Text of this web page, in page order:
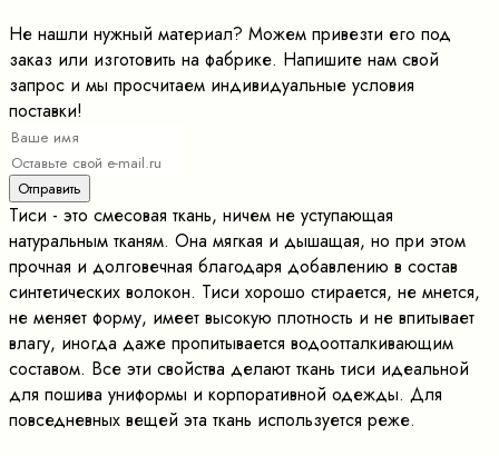
Не нашли нужный материал? Можем привезти его под
заказ или изготовить на фабрике. Напишите нам свой
запрос и мы просчитаем индивидуальные условия
поставки!
Тиси - это смесовая ткань, ничем не уступающая
натуральным тканям. Она мягкая и дышащая, но при этом
прочная и долговечная благодаря добавлению в состав
синтетических волокон. Тиси хорошо стирается, не мнется,
не меняет форму, имеет высокую плотность и не впитывает
влагу, иногда даже пропитывается водоотталкивающим
составом. Все эти свойства делают ткань тиси идеальной
для пошива униформы и корпоративной одежды. Для
повседневных вещей эта ткань используется реже.